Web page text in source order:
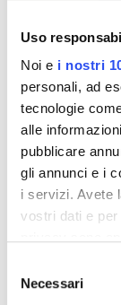
Uso
Noi e i nostri
personali, ad
tecnologie
alle
pubblicare
gli annunci e i
i servizi. Avete
vostri dati e
modificare o
delNecessari
Diaverum
Treatment
Redditch, Regno
3,14 in km dal centro
Snack e bevande
Per
Dialisi HD 500